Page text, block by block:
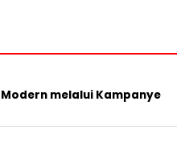
melalui Kampanye